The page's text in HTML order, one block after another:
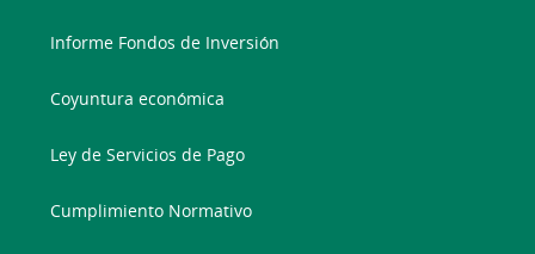
Informe Fondos de Inversión
Coyuntura económica
Ley de Servicios de Pago
Cumplimiento Normativo